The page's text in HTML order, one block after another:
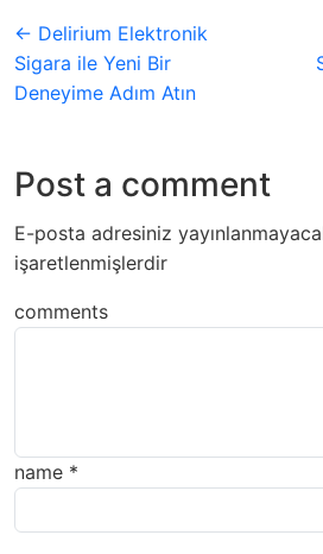
← Delirium Elektronik
Sigara ile Yeni Bir
Deneyime Adım Atın
Post a comment
E-posta adresiniz
işaretlenmişlerdir
comments
name *